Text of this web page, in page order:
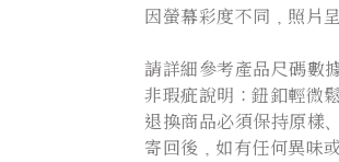
因螢幕彩度不同，照片
請詳細參考產品尺碼數
非瑕疵說明：鈕釦輕微
退換商品必須保持原樣、
寄回後，如有任何異味